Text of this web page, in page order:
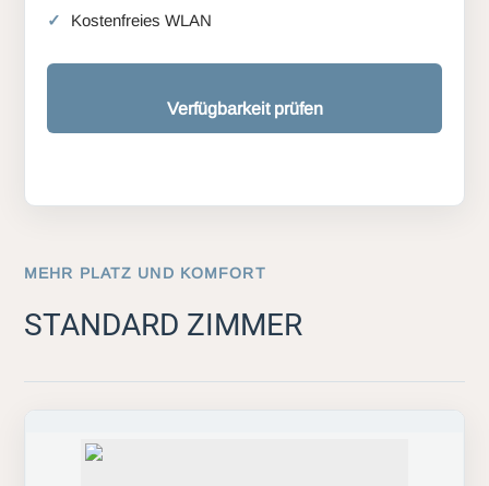
Kostenfreies WLAN
Verfügbarkeit prüfen
MEHR PLATZ UND KOMFORT
STANDARD ZIMMER